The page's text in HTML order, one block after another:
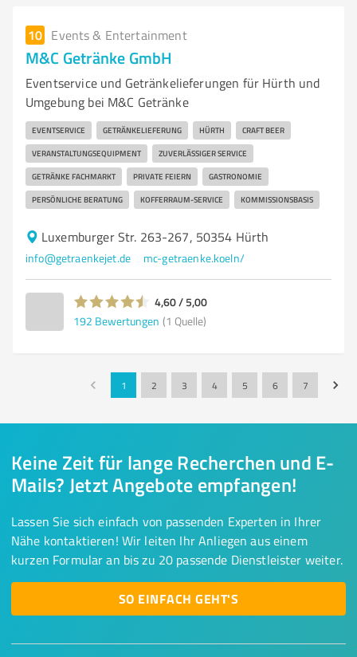
10 Events & Entertainment
M&C Getränke GmbH
Eventservice und Getränkelieferungen für Hürth und
Umgebung bei M&C Getränke
EVENTSERVICE GETRÄNKELIEFERUNG HÜRTH CRAFT BEER
VERANSTALTUNGSEQUIPMENT ZUVERLÄSSIGER SERVICE
GETRÄNKE FACHMARKT PRIVATE FEIERN GASTRONOMIE
PERSÖNLICHE BERATUNG KOFFERRAUM-SERVICE KOMMISSIONSBASIS
Luxemburger Str. 263-267, 50354 Hürth
info@getraenkejet.de mc-getraenke.koeln/
4,60 / 5,00
192 Bewertungen (1 Quelle)
1 2 3 4 5 6 7
Keine Zeit für lange Recherchen und E-
Mails? Jetzt Angebote empfangen!
Lassen Sie sich einfach von passenden Experten in Ihrer
Nähe kontaktieren! Wir leiten Ihr Anliegen aus einem
kurzen Formular an bis zu 20 passende Dienstleister weiter.
SO EINFACH GEHT'S